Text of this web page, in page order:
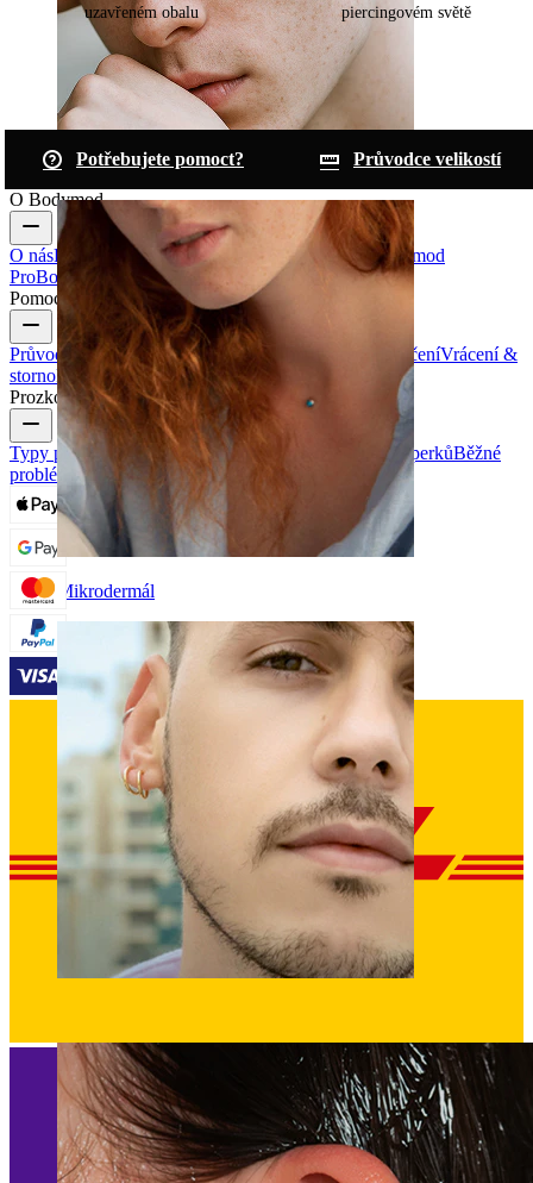
Obočí
Mikrodermál
uzavřeném obalu
piercingovém světě
Potřebujete pomoct?
Průvodce velikostí
O Bodymod
O násBlog Podmínky & pravidla Kontaktujte nás
Bodymod
ProBodymod Creators
Bodymod Recenze
Pomoc & info
Průvodce velikostíSledování zásilek Informace o doručeníVrácení &
stornoPlatba Můj Účet Bodymod podpora
Prozkoumat
Typy piercingových šperků Materiály piercingových šperkůBěžné
problémy s piercingem a následnou péčí